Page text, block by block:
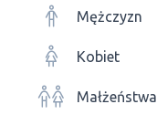
Mężczyzn
Kobiet
Małżeństwa